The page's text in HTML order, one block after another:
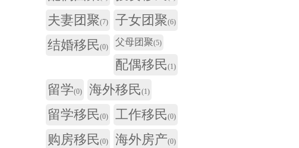
夫妻团聚(7) 子女团聚(6)
结婚移民(0) 父母团聚(5)
配偶移民(1)
留学(0) 海外移民(1)
留学移民(0) 工作移民(0)
购房移民(0) 海外房产(0)